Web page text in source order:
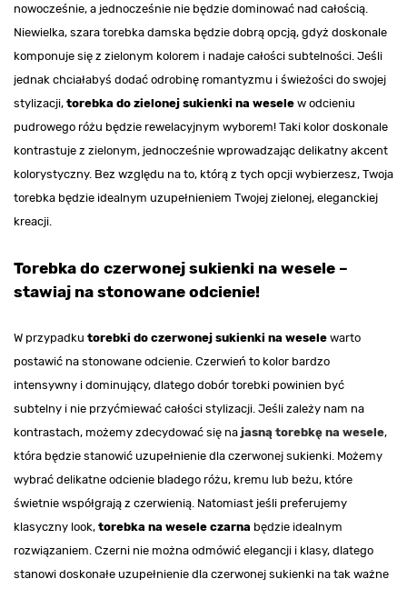
nowocześnie, a jednocześnie nie będzie dominować nad całością.
Niewielka, szara torebka damska będzie dobrą opcją, gdyż doskonale
komponuje się z zielonym kolorem i nadaje całości subtelności. Jeśli
jednak chciałabyś dodać odrobinę romantyzmu i świeżości do swojej
stylizacji, torebka do zielonej sukienki na wesele w odcieniu
pudrowego różu będzie rewelacyjnym wyborem! Taki kolor doskonale
kontrastuje z zielonym, jednocześnie wprowadzając delikatny akcent
kolorystyczny. Bez względu na to, którą z tych opcji wybierzesz, Twoja
torebka będzie idealnym uzupełnieniem Twojej zielonej, eleganckiej
kreacji.
Torebka do czerwonej sukienki na wesele –
stawiaj na stonowane odcienie!
W przypadku torebki do czerwonej sukienki na wesele warto
postawić na stonowane odcienie. Czerwień to kolor bardzo
intensywny i dominujący, dlatego dobór torebki powinien być
subtelny i nie przyćmiewać całości stylizacji. Jeśli zależy nam na
kontrastach, możemy zdecydować się na jasną torebkę na wesele,
która będzie stanowić uzupełnienie dla czerwonej sukienki. Możemy
wybrać delikatne odcienie bladego różu, kremu lub beżu, które
świetnie współgrają z czerwienią. Natomiast jeśli preferujemy
klasyczny look, torebka na wesele czarna będzie idealnym
rozwiązaniem. Czerni nie można odmówić elegancji i klasy, dlatego
stanowi doskonałe uzupełnienie dla czerwonej sukienki na tak ważne